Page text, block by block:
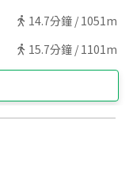
14.7分鐘 / 1051m
15.7分鐘 / 1101m